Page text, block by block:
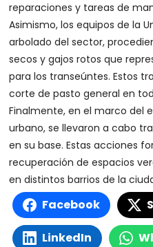
reparaciones y tareas de
Asimismo, los equipos de la
arbolado del sector,
secos y gajos rotos que
para los transeúntes. Estos
corte de pasto general en
Finalmente, en el marco del
urbano, se llevaron a cabo
en su base. Estas acciones
recuperación de espacios
en distintos barrios de la
Facebook
LinkedIn